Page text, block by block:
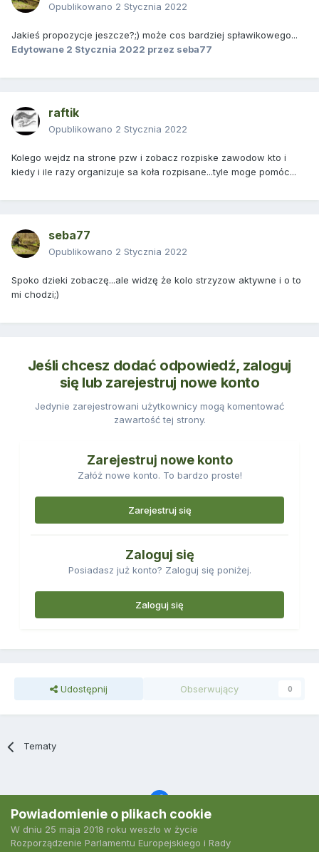
Opublikowano 2 Stycznia 2022
Jakieś propozycje jeszcze?;) może cos bardziej spławikowego...
Edytowane 2 Stycznia 2022 przez seba77
raftik
Opublikowano 2 Stycznia 2022
Kolego wejdz na strone pzw i zobacz rozpiske zawodow kto i
kiedy i ile razy organizuje sa koła rozpisane...tyle moge pomóc...
seba77
Opublikowano 2 Stycznia 2022
Spoko dzieki zobaczę...ale widzę że kolo strzyzow aktywne i o to
mi chodzi;)
Jeśli chcesz dodać odpowiedź, zaloguj
się lub zarejestruj nowe konto
Jedynie zarejestrowani użytkownicy mogą komentować
zawartość tej strony.
Zarejestruj nowe konto
Załóż nowe konto. To bardzo proste!
Zarejestruj się
Zaloguj się
Posiadasz już konto? Zaloguj się poniżej.
Zaloguj się
Udostępnij Obserwujący 0
Tematy
Język Polityka prywatności Kontakt
Powiadomienie o plikach cookie
W dniu 25 maja 2018 roku weszło w życie
Rozporządzenie Parlamentu Europejskiego i Rady